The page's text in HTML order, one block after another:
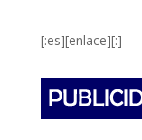
[:es][enlace][:]